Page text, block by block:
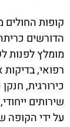
קופות
הדורשים
מומלץ לפנות
רפואי,
כירורגית,
שירותים
על ידי הקופה